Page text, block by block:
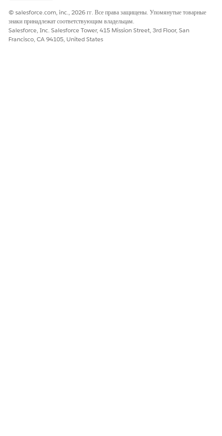
© salesforce.com, inc., 2026 гг. Все права защищены. Упомянутые товарные
знаки принадлежат соответствующим владельцам.
Salesforce, Inc. Salesforce Tower, 415 Mission Street, 3rd Floor, San
Francisco, CA 94105, United States